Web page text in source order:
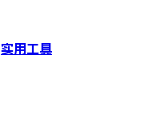
实用工具